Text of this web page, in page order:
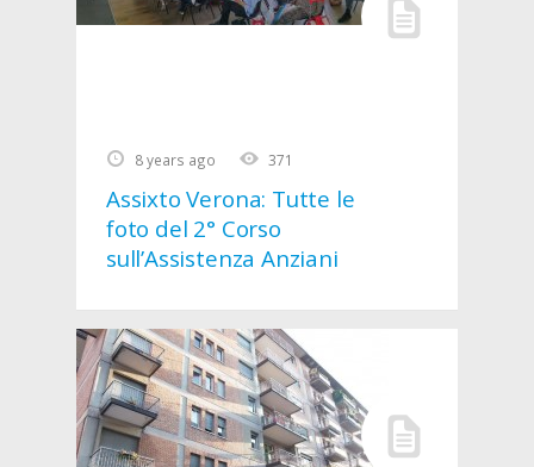
8 years ago 371
Assixto Verona: Tutte le
foto del 2° Corso
sull’Assistenza Anziani